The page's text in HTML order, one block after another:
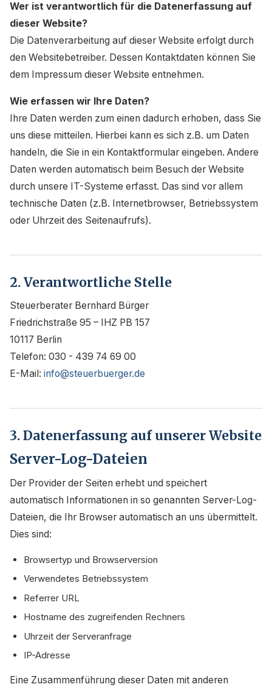
Wer ist verantwortlich für die Datenerfassung auf
dieser Website?
Die Datenverarbeitung auf dieser Website erfolgt durch
den Websitebetreiber. Dessen Kontaktdaten können Sie
dem Impressum dieser Website entnehmen.
Wie erfassen wir Ihre Daten?
Ihre Daten werden zum einen dadurch erhoben, dass Sie
uns diese mitteilen. Hierbei kann es sich z.B. um Daten
handeln, die Sie in ein Kontaktformular eingeben. Andere
Daten werden automatisch beim Besuch der Website
durch unsere IT-Systeme erfasst. Das sind vor allem
technische Daten (z.B. Internetbrowser, Betriebssystem
oder Uhrzeit des Seitenaufrufs).
2. Verantwortliche Stelle
Steuerberater Bernhard Bürger
Friedrichstraße 95 – IHZ PB 157
10117 Berlin
Telefon: 030 - 439 74 69 00
E-Mail: info@steuerbuerger.de
3. Datenerfassung auf unserer Website
Server-Log-Dateien
Der Provider der Seiten erhebt und speichert
automatisch Informationen in so genannten Server-Log-
Dateien, die Ihr Browser automatisch an uns übermittelt.
Dies sind:
Browsertyp und Browserversion
Verwendetes Betriebssystem
Referrer URL
Hostname des zugreifenden Rechners
Uhrzeit der Serveranfrage
IP-Adresse
Eine Zusammenführung dieser Daten mit anderen